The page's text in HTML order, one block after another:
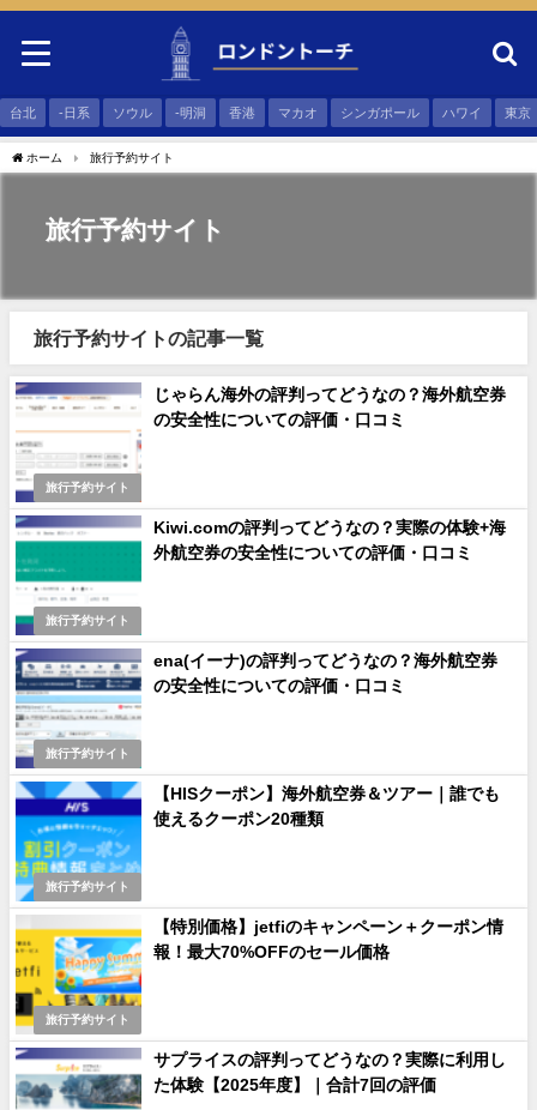
台北 -日系 ソウル -明洞 香港 マカオ シンガポール ハワイ 東京
ホーム 旅行予約サイト
旅行予約サイト
旅行予約サイトの記事一覧
旅行予約サイト
じゃらん海外の評判ってどうなの？海外航空券
の安全性についての評価・口コミ
旅行予約サイト
Kiwi.comの評判ってどうなの？実際の体験+海
外航空券の安全性についての評価・口コミ
旅行予約サイト
ena(イーナ)の評判ってどうなの？海外航空券
の安全性についての評価・口コミ
旅行予約サイト
【HISクーポン】海外航空券＆ツアー｜誰でも
使えるクーポン20種類
旅行予約サイト
【特別価格】jetfiのキャンペーン＋クーポン情
報！最大70%OFFのセール価格
サプライスの評判ってどうなの？実際に利用し
た体験【2025年度】｜合計7回の評価